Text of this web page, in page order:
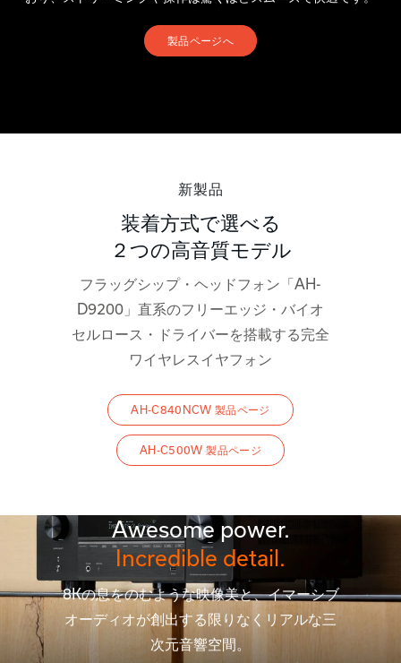
製品ページへ
新製品
装着方式で選べる
２つの高音質モデル
フラッグシップ・ヘッドフォン「AH-
D9200」直系のフリーエッジ・バイオ
セルロース・ドライバーを搭載する完全
ワイヤレスイヤフォン
AH-C840NCW 製品ページ
AH-C500W 製品ページ
Awesome power.
Incredible detail.
8Kの息をのむような映像美と、イマーシブ
オーディオが創出する限りなくリアルな三
次元音響空間。